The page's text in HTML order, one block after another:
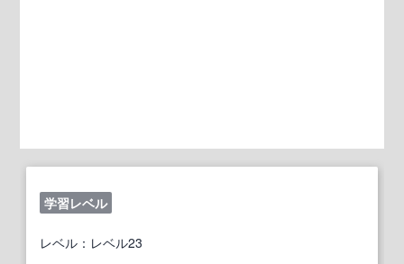
学習レベル
レベル：レベル23